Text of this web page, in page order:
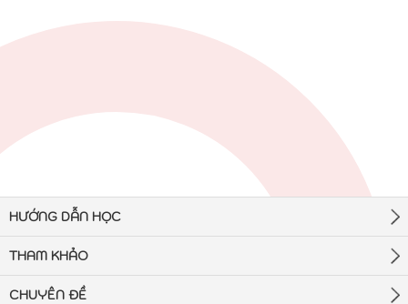
HƯỚNG DẪN HỌC
THAM KHẢO
CHUYÊN ĐỀ